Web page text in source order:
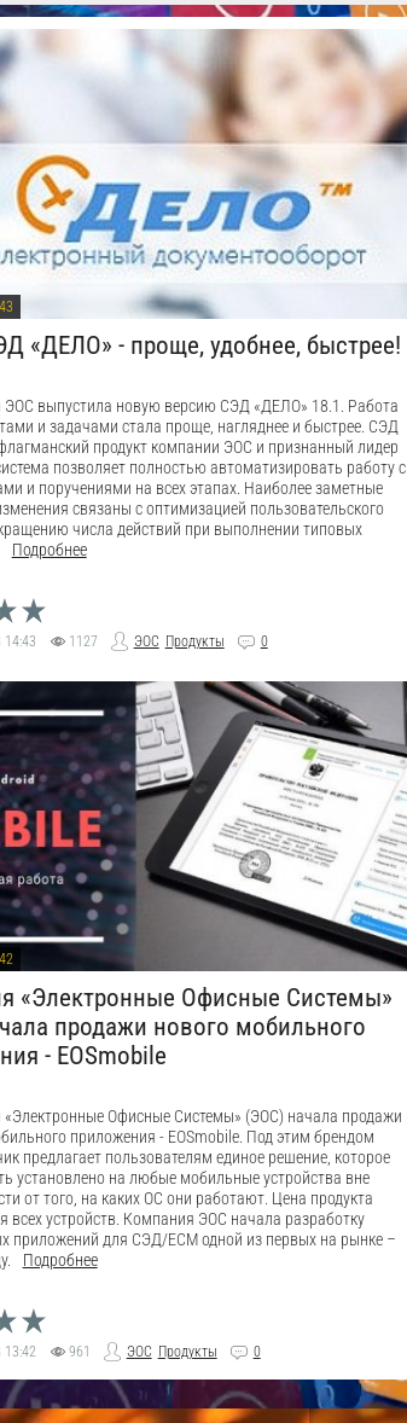
«ДЕЛО» - проще, удобнее, быстрее!
выпустила новую версию СЭД «ДЕЛО» 18.1. Работа
и задачами стала проще, нагляднее и быстрее. СЭД
продукт компании ЭОС и признанный лидер
позволяет полностью автоматизировать работу с
и поручениями на всех этапах. Наиболее заметные
связаны с оптимизацией пользовательского
числа действий при выполнении типовых
Подробнее
14:43 1127 ЭОС Продукты 0
«Электронные Офисные Системы»
продажи нового мобильного
- EOSmobile
Офисные Системы» (ЭОС) начала продажи
приложения - EOSmobile. Под этим брендом
предлагает пользователям единое решение, которое
установлено на любые мобильные устройства вне
от того, на каких ОС они работают. Цена продукта
всех устройств. Компания ЭОС начала разработку
приложений для СЭД/ЕСМ одной из первых на рынке –
Подробнее
13:42 961 ЭОС Продукты 0